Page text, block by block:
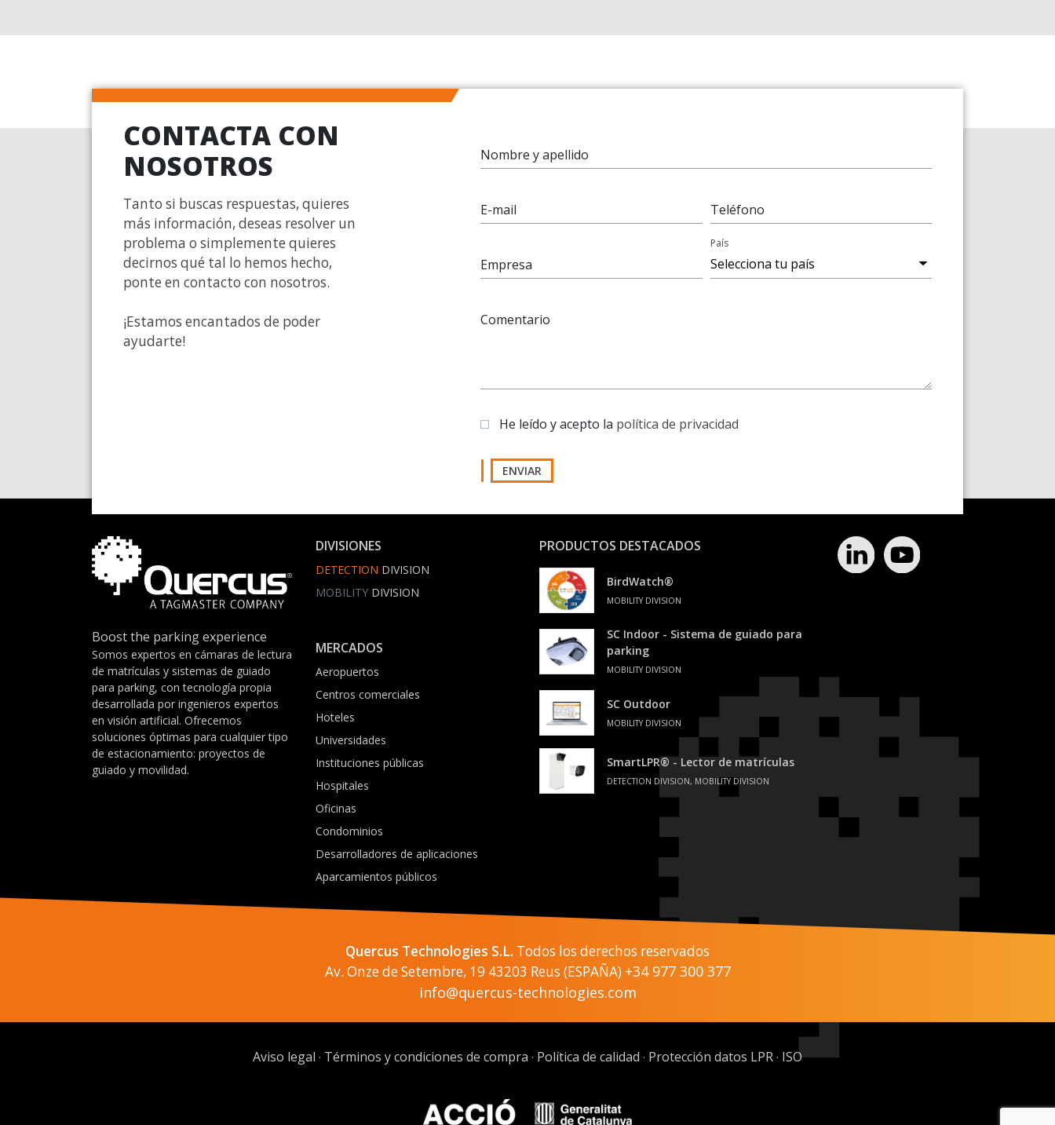
CONTACTA CON
NOSOTROS
Tanto si buscas respuestas, quieres
más información, deseas resolver un
problema o simplemente quieres
decirnos qué tal lo hemos hecho,
ponte en contacto con nosotros.
¡Estamos encantados de poder
ayudarte!
Nombre y apellido
E-mail Teléfono
Empresa
País
Comentario
He leído y acepto la política de privacidad
ENVIAR
Boost the parking experience
Somos expertos en cámaras de lectura
de matrículas y sistemas de guiado
para parking, con tecnología propia
desarrollada por ingenieros expertos
en visión artificial. Ofrecemos
soluciones óptimas para cualquier tipo
de estacionamiento: proyectos de
guiado y movilidad.
DIVISIONES
DETECTION DIVISION
MOBILITY DIVISION
MERCADOS
Aeropuertos
Centros comerciales
Hoteles
Universidades
Instituciones públicas
Hospitales
Oficinas
Condominios
Desarrolladores de aplicaciones
Aparcamientos públicos
PRODUCTOS DESTACADOS
BirdWatch®
MOBILITY DIVISION
SC Indoor - Sistema de guiado para
parking
MOBILITY DIVISION
SC Outdoor
MOBILITY DIVISION
SmartLPR® - Lector de matrículas
DETECTION DIVISION, MOBILITY DIVISION
Quercus Technologies S.L. Todos los derechos reservados
Av. Onze de Setembre, 19 43203 Reus (ESPAÑA) +34 977 300 377
info@quercus-technologies.com
Aviso legal · Términos y condiciones de compra · Política de calidad · Protección datos LPR · ISO